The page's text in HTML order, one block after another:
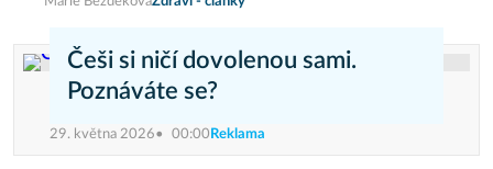
Češi si ničí dovolenou sami.
Poznáváte se?
29. května 2026 00:00 Reklama